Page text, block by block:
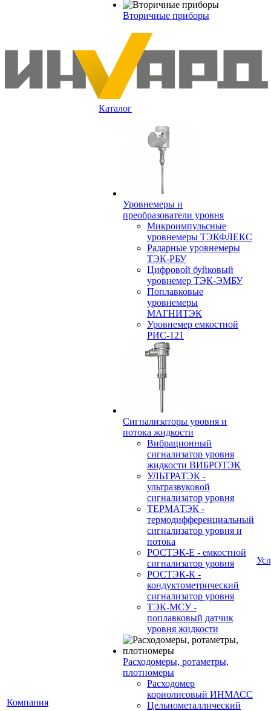
Вторичные приборы
Компания
Каталог
Уровнемеры и
преобразователи уровня
Микроимпульсные
уровнемеры ТЭКФЛЕКС
Радарные уровнемеры
ТЭК-РБУ
Цифровой буйковый
уровнемер ТЭК-ЭМБУ
Поплавковые
уровнемеры
МАГНИТЭК
Уровнемер емкостной
РИС-121
Сигнализаторы уровня и
потока жидкости
Вибрационный
сигнализатор уровня
жидкости ВИБРОТЭК
УЛЬТРАТЭК -
ультразвуковой
сигнализатор уровня
ТЕРМАТЭК -
термодифференциальный
сигнализатор уровня и
потока
РОСТЭК-Е - емкостной
сигнализатор уровня
РОСТЭК-К -
кондуктометрический
сигнализатор уровня
ТЭК-МСУ -
поплавковый датчик
уровня жидкости
Расходомеры, ротаметры,
плотномеры
Расходомер
кориолисовый ИНМАСС
Цельнометаллический